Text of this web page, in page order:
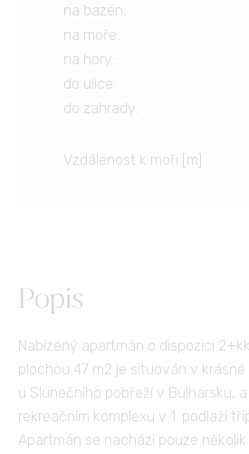
na bazén:
na moře:
na hory:
do ulice:
do zahrady:
Vzdálenost k moři [m]
Popis
Nabízený apartmán o dispozici
plochou 47 m2 je situován v krásné
u Slunečního pobřeží v Bulharsku,
rekreačním komplexu v 1. podlaží
Apartmán se nachází pouze